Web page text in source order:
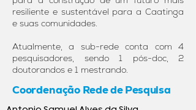
resiliente e sustentável para a Caatinga
e suas comunidades.
Atualmente, a sub-rede conta com 4
pesquisadores, sendo 1 pós-doc, 2
doutorandos e 1 mestrando.
Coordenação Rede de Pesquisa